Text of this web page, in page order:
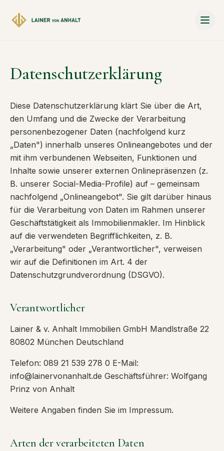
Datenschutzerklärung
Diese Datenschutzerklärung klärt Sie über die Art,
den Umfang und die Zwecke der Verarbeitung
personenbezogener Daten (nachfolgend kurz
„Daten") innerhalb unseres Onlineangebotes und der
mit ihm verbundenen Webseiten, Funktionen und
Inhalte sowie unserer externen Onlinepräsenzen (z.
B. unserer Social-Media-Profile) auf – gemeinsam
nachfolgend „Onlineangebot". Sie gilt darüber hinaus
für die Verarbeitung von Daten im Rahmen unserer
Geschäftstätigkeit als Immobilienmakler. Im Hinblick
auf die verwendeten Begrifflichkeiten, z. B.
„Verarbeitung" oder „Verantwortlicher", verweisen
wir auf die Definitionen im Art. 4 der
Datenschutzgrundverordnung (DSGVO).
Verantwortlicher
Lainer & v. Anhalt Immobilien GmbH Mandlstraße 22
80802 München Deutschland
Telefon: 089 21 539 278 0 E-Mail:
info@lainervonanhalt.de Geschäftsführer: Wolfgang
Prinz von Anhalt
Weitere Angaben finden Sie im Impressum.
Arten der verarbeiteten Daten